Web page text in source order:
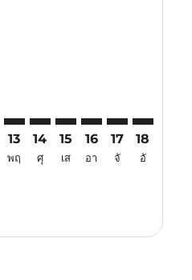
13
พฤ
14
ศุ
15
เส
16
อา
17
จั
18
อั